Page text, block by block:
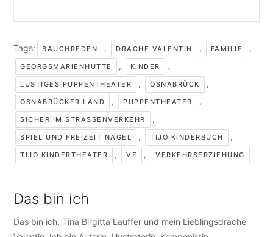
Tags: BAUCHREDEN , DRACHE VALENTIN , FAMILIE ,
GEORGSMARIENHÜTTE , KINDER ,
LUSTIGES PUPPENTHEATER , OSNABRÜCK ,
OSNABRÜCKER LAND , PUPPENTHEATER ,
SICHER IM STRASSENVERKEHR ,
SPIEL UND FREIZEIT NAGEL , TIJO KINDERBUCH ,
TIJO KINDERTHEATER , VE , VERKEHRSERZIEHUNG
Das bin ich
Das bin ich, Tina Birgitta Lauffer und mein Lieblingsdrache